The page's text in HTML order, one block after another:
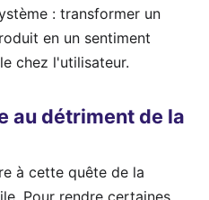
: transformer un
en un sentiment
chez l'utilisateur.
au détriment de la
à cette quête de la